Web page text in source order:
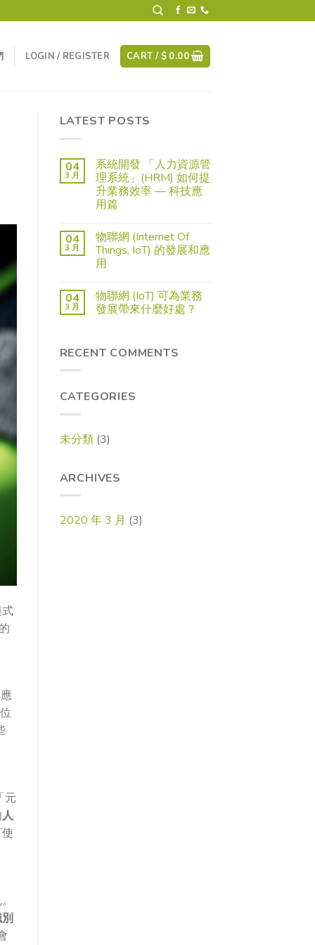
LOGIN / REGISTER CART / $ 0.00
元
人
LATEST POSTS
04
3 月
系統開發 「人力資源管
理系統」(HRM) 如何提
升業務效率 — 科技應
用篇
04
3 月
物聯網 (Internet Of
Things, IoT) 的發展和應
用
04
3 月
物聯網 (IoT) 可為業務
發展帶來什麼好處？
RECENT COMMENTS
CATEGORIES
未分類(3)
ARCHIVES
2020 年 3 月 (3)